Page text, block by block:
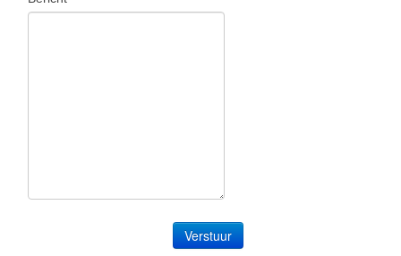
Contact